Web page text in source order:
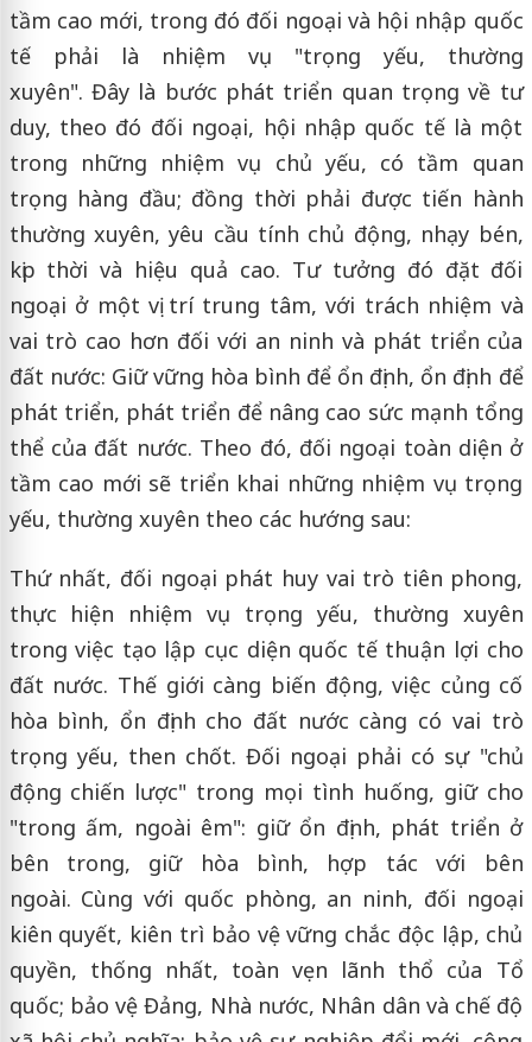
tầm cao mới, trong đó đối ngoại và hội nhập quốc
tế phải là nhiệm vụ "trọng yếu, thường
xuyên". Đây là bước phát triển quan trọng về tư
duy, theo đó đối ngoại, hội nhập quốc tế là một
trong những nhiệm vụ chủ yếu, có tầm quan
trọng hàng đầu; đồng thời phải được tiến hành
thường xuyên, yêu cầu tính chủ động, nhạy bén,
kịp thời và hiệu quả cao. Tư tưởng đó đặt đối
ngoại ở một vị trí trung tâm, với trách nhiệm và
vai trò cao hơn đối với an ninh và phát triển của
đất nước: Giữ vững hòa bình để ổn định, ổn định để
phát triển, phát triển để nâng cao sức mạnh tổng
thể của đất nước. Theo đó, đối ngoại toàn diện ở
tầm cao mới sẽ triển khai những nhiệm vụ trọng
yếu, thường xuyên theo các hướng sau:
Thứ nhất, đối ngoại phát huy vai trò tiên phong,
thực hiện nhiệm vụ trọng yếu, thường xuyên
trong việc tạo lập cục diện quốc tế thuận lợi cho
đất nước. Thế giới càng biến động, việc củng cố
hòa bình, ổn định cho đất nước càng có vai trò
trọng yếu, then chốt. Đối ngoại phải có sự "chủ
động chiến lược" trong mọi tình huống, giữ cho
"trong ấm, ngoài êm": giữ ổn định, phát triển ở
bên trong, giữ hòa bình, hợp tác với bên
ngoài. Cùng với quốc phòng, an ninh, đối ngoại
kiên quyết, kiên trì bảo vệ vững chắc độc lập, chủ
quyền, thống nhất, toàn vẹn lãnh thổ của Tổ
quốc; bảo vệ Đảng, Nhà nước, Nhân dân và chế độ